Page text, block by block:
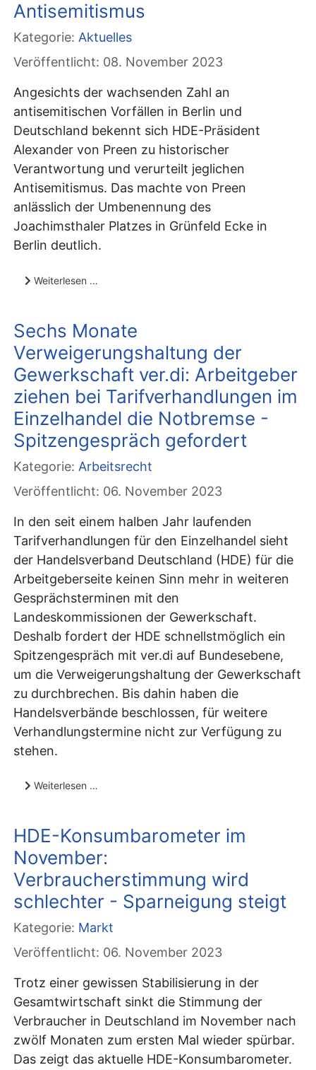
Antisemitismus
Kategorie:Aktuelles
Veröffentlicht: 08. November 2023
Angesichts der wachsenden Zahl an
antisemitischen Vorfällen in Berlin und
Deutschland bekennt sich HDE-Präsident
Alexander von Preen zu historischer
Verantwortung und verurteilt jeglichen
Antisemitismus. Das machte von Preen
anlässlich der Umbenennung des
Joachimsthaler Platzes in Grünfeld Ecke in
Berlin deutlich.
Weiterlesen …
Sechs Monate
Verweigerungshaltung der
Gewerkschaft ver.di: Arbeitgeber
ziehen bei Tarifverhandlungen im
Einzelhandel die Notbremse -
Spitzengespräch gefordert
Kategorie: Arbeitsrecht
Veröffentlicht: 06. November 2023
In den seit einem halben Jahr laufenden
Tarifverhandlungen für den Einzelhandel sieht
der Handelsverband Deutschland (HDE) für die
Arbeitgeberseite keinen Sinn mehr in weiteren
Gesprächsterminen mit den
Landeskommissionen der Gewerkschaft.
Deshalb fordert der HDE schnellstmöglich ein
Spitzengespräch mit ver.di auf Bundesebene,
um die Verweigerungshaltung der Gewerkschaft
zu durchbrechen. Bis dahin haben die
Handelsverbände beschlossen, für weitere
Verhandlungstermine nicht zur Verfügung zu
stehen.
Weiterlesen …
HDE-Konsumbarometer im
November:
Verbraucherstimmung wird
schlechter - Sparneigung steigt
Kategorie: Markt
Veröffentlicht: 06. November 2023
Trotz einer gewissen Stabilisierung in der
Gesamtwirtschaft sinkt die Stimmung der
Verbraucher in Deutschland im November nach
zwölf Monaten zum ersten Mal wieder spürbar.
Das zeigt das aktuelle HDE-Konsumbarometer.